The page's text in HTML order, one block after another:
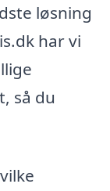
løsning
har vi
så du